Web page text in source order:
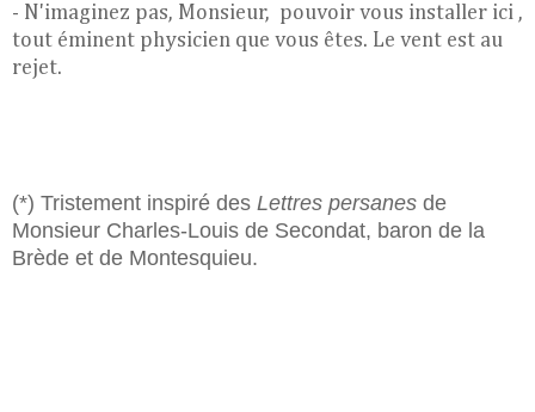
- N'imaginez pas, Monsieur, pouvoir vous installer ici ,
tout éminent physicien que vous êtes. Le vent est au
rejet.
(*) Tristement inspiré des Lettres persanes de
Monsieur Charles-Louis de Secondat, baron de la
Brède et de Montesquieu.